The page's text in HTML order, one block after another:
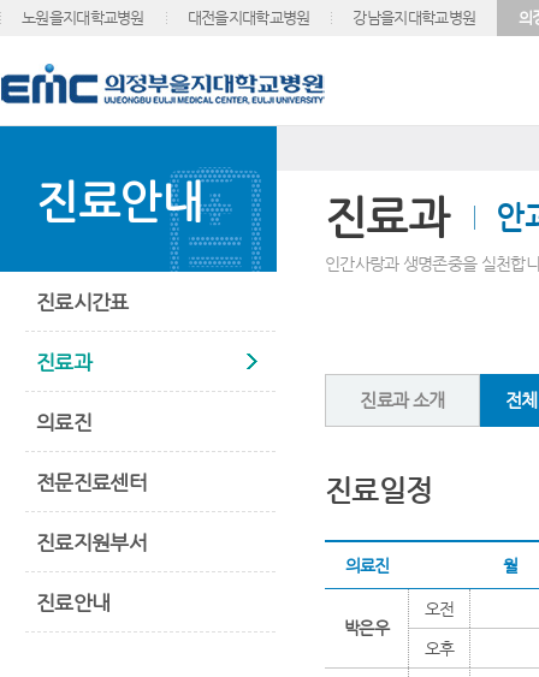
노원을지대학교병원 대전을지대학교병원 강남을지대학교병원 의
진료안내
진료시간표
진료과
의료진
전문진료센터
진료지원부서
진료안내
진료과 안
인간사랑과 생명존중을 실천합
진료과 소개 전
진료일정
의료진 월
박은우
오전
오후